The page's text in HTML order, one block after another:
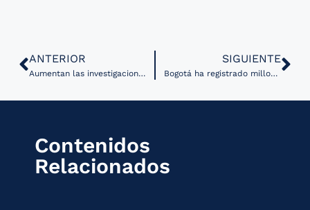
ANTERIOR
Aumentan las investigaciones relacionadas con Inteligencia Artificial para la salud
SIGUIENTE
Bogotá ha registrado millones de consultas digitales desde el año pasado en sus servicios de información sobre salud, sexualidad y embarazo
Contenidos
Relacionados